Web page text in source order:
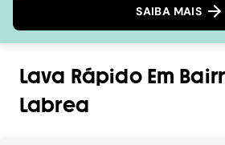
SAIBA MAIS
Lava RápidoEm
Labrea